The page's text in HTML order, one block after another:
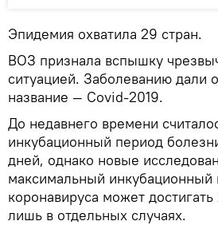
Эпидемия охватила 29 стран.
ВОЗ признала вспышку
ситуацией. Заболеванию дали
название — Сovid-2019.
До недавнего времени
инкубационный период
дней, однако новые
максимальный инкубационный
коронавируса может
лишь в отдельных случаях.